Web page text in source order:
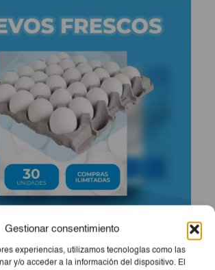
Gestionar consentimiento
experiencias, utilizamos tecnologías como las
y/o acceder a la información del dispositivo. El